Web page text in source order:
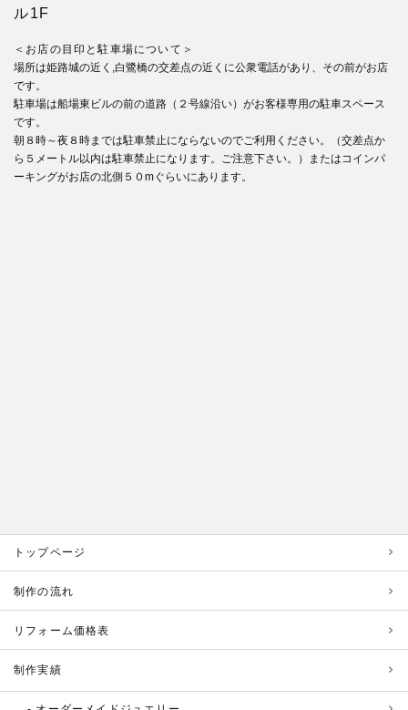
ル1F
＜お店の目印と駐車場について＞
場所は姫路城の近く,白鷺橋の交差点の近くに公衆電話があり、その前がお店
です。
駐車場は船場東ビルの前の道路（２号線沿い）がお客様専用の駐車スペース
です。
朝８時～夜８時までは駐車禁止にならないのでご利用ください。（交差点か
ら５メートル以内は駐車禁止になります。ご注意下さい。）またはコインパ
ーキングがお店の北側５０mぐらいにあります。
トップページ
制作の流れ
リフォーム価格表
制作実績